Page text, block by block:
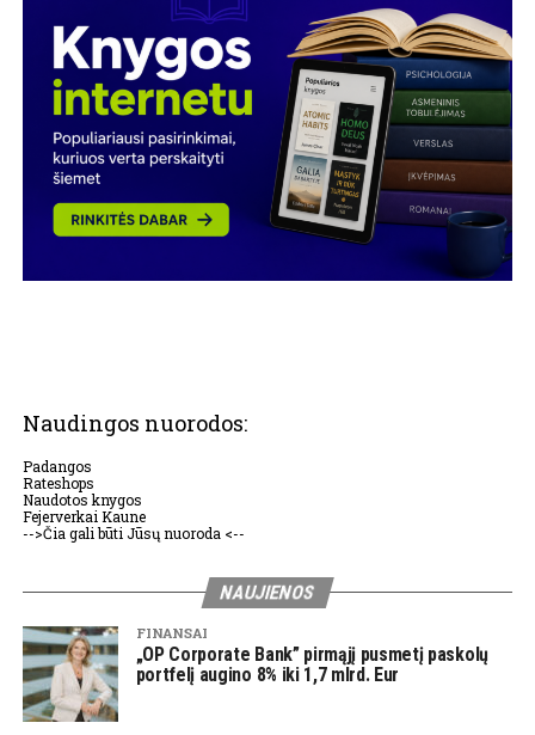
Naudingos nuorodos:
Padangos
Rateshops
Naudotos knygos
Fejerverkai Kaune
-->Čia gali būti Jūsų nuoroda <--
NAUJIENOS
FINANSAI
„OP Corporate Bank” pirmąjį pusmetį paskolų
portfelį augino 8% iki 1,7 mlrd. Eur